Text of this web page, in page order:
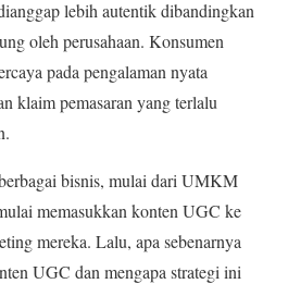
lebih autentik dibandingkan
oleh perusahaan. Konsumen
pada pengalaman nyata
klaim pemasaran yang terlalu
bisnis, mulai dari UMKM
memasukkan konten UGC ke
mereka. Lalu, apa sebenarnya
UGC dan mengapa strategi ini